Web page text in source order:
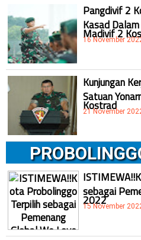
Pangdivif 2
Kasad
Madivif 2
16 November
Kunjungan
Satuan
Kostrad
21 November
sebagai
2022
15 November